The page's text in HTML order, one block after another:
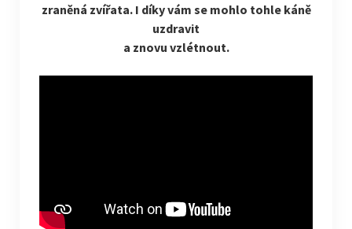
zraněná zvířata. I díky vám se mohlo tohle káně
uzdravit
a znovu vzlétnout.